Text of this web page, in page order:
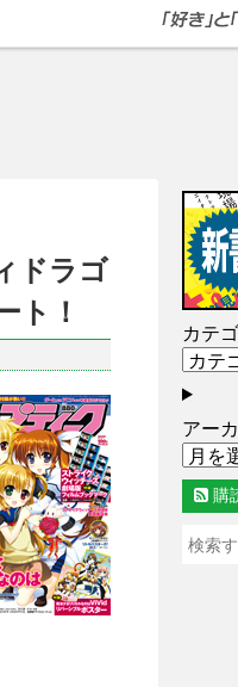
ドラゴ
ト！
カテ
アー
購